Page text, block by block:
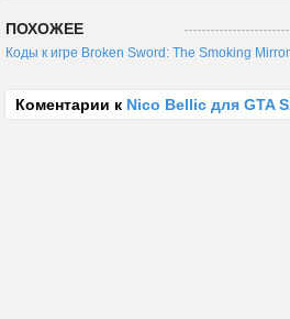
ПОХОЖЕЕ
Коды к игре Broken Sword: The Smoking
Коментарии к Nico Bellic для GTA